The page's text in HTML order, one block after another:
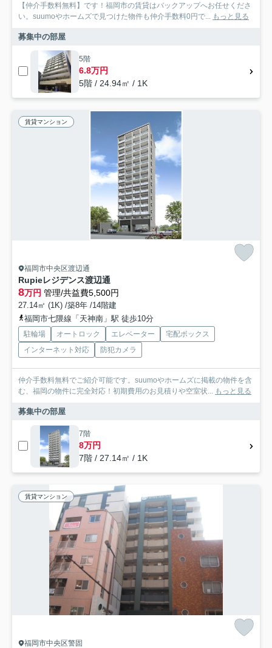
【仲介手数料無料】です！福岡市の賃貸はバックアップへお任せくださ
い。suumoやホームズで見つけた物件も仲介手数料0円で...
もっと見る
募集中の部屋
5階
6.8万円
5階 / 24.94㎡ / 1K
賃貸マンション
福岡市中央区渡辺通
Rupieレジデンス渡辺通
8万円 管理/共益費5,500円
27.14㎡ (1K) /築8年 /14階建
福岡市七隈線「天神南」駅 徒歩10分
駐輪場 オートロック エレベーター
宅配ボックス
インターネット対応
防犯カメラ
仲介手数料無料でご紹介可能です。suumoやホームズに掲載の物件を含
む、福岡の物件に完全対応！初期費用のお見積りや空室状... もっと見る
募集中の部屋
7階
8万円
7階 / 27.14㎡ / 1K
賃貸マンション
福岡市中央区警固